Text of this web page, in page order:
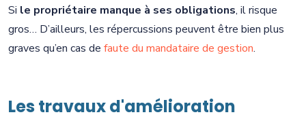
Si le propriétaire manque à ses obligations, il risque
gros… D’ailleurs, les répercussions peuvent être bien plus
graves qu’en cas de faute du mandataire de gestion.
Les travaux d'amélioration